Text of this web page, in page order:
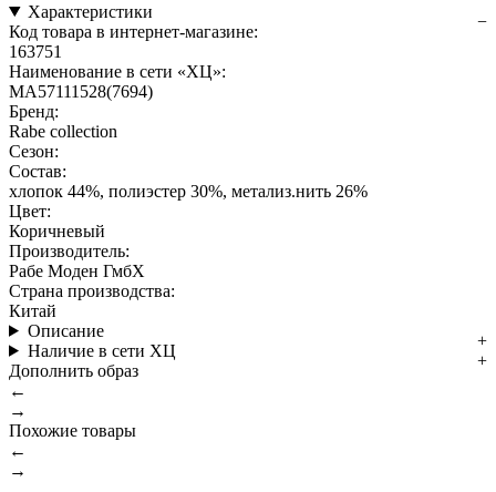
Характеристики
Код товара в интернет-магазине:
163751
Наименование в сети «ХЦ»:
MA57111528(7694)
Бренд:
Rabe collection
Сезон:
Состав:
хлопок 44%, полиэстер 30%, метализ.нить 26%
Цвет:
Коричневый
Производитель:
Рабе Моден ГмбХ
Страна производства:
Китай
Описание
Наличие в сети ХЦ
Дополнить образ
←
→
Похожие товары
←
→